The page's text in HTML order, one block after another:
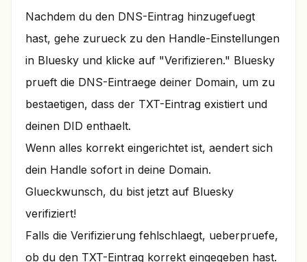
Nachdem du den DNS-Eintrag hinzugefuegt
hast, gehe zurueck zu den Handle-Einstellungen
in Bluesky und klicke auf "Verifizieren." Bluesky
prueft die DNS-Eintraege deiner Domain, um zu
bestaetigen, dass der TXT-Eintrag existiert und
deinen DID enthaelt.
Wenn alles korrekt eingerichtet ist, aendert sich
dein Handle sofort in deine Domain.
Glueckwunsch, du bist jetzt auf Bluesky
verifiziert!
Falls die Verifizierung fehlschlaegt, ueberpruefe,
ob du den TXT-Eintrag korrekt eingegeben hast.